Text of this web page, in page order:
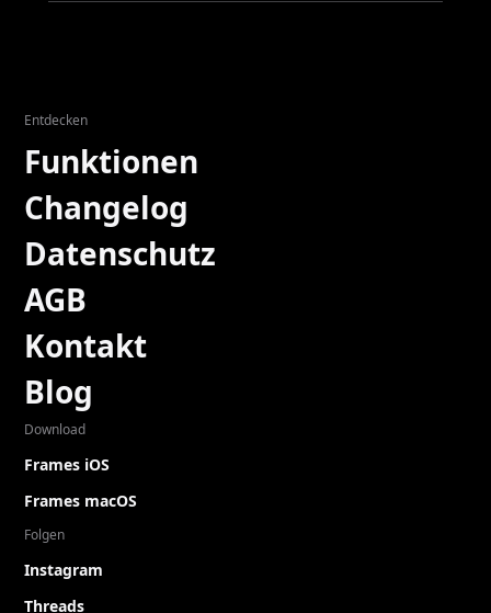
Entdecken
Funktionen
Changelog
Datenschutz
AGB
Kontakt
Blog
Download
Frames iOS
Frames macOS
Folgen
Instagram
Threads